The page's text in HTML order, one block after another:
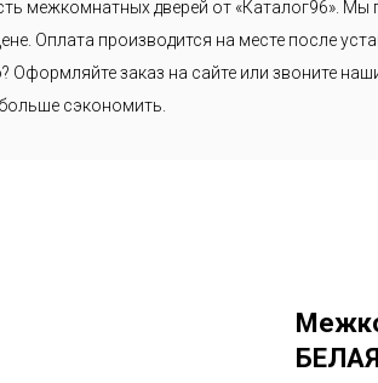
межкомнатных дверей от «Каталог96».
Оплата производится на месте после
заказ на сайте или звоните
сэкономить.